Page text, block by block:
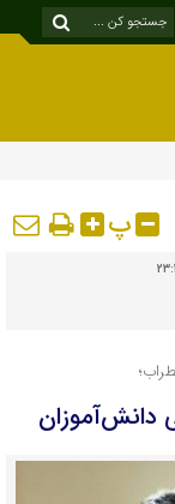
پ
دانش‌آموزان